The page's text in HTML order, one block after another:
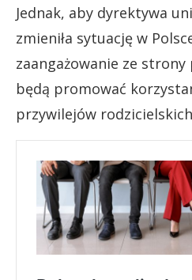
Jednak, aby dyrektywa
zmieniła sytuację w
zaangażowanie ze
będą promować
przywilejów